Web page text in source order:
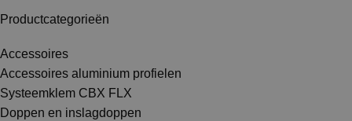
Productcategorieën
Accessoires
Accessoires aluminium profielen
Systeemklem CBX FLX
Doppen en inslagdoppen